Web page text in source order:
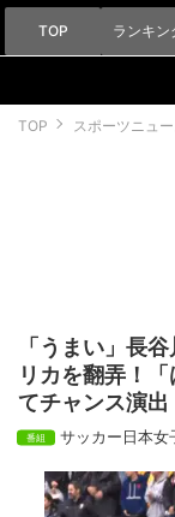
TOP ランキン
TOP スポーツニュ
「うまい」長
リカを翻弄！
てチャンス演出
サッカー日本女